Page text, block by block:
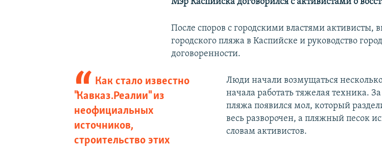
После споров с городскими властями активисты,
городского пляжа в Каспийске и руководство
договоренности.
Как стало известно
"Кавказ.Реалии" из
неофициальных
источников,
строительство этих
Люди начали возмущаться
начала работать тяжелая техника.
пляжа появился мол, который
весь разворочен, а пляжный песок
словам активистов.